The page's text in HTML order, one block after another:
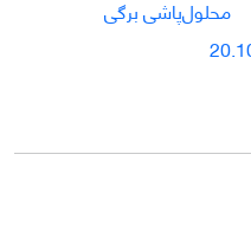
محلول‌پاشی برگی